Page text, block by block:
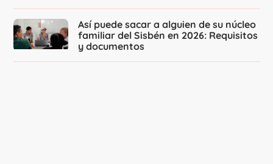
Así puede sacar a alguien de su núcleo
familiar del Sisbén en 2026: Requisitos
y documentos